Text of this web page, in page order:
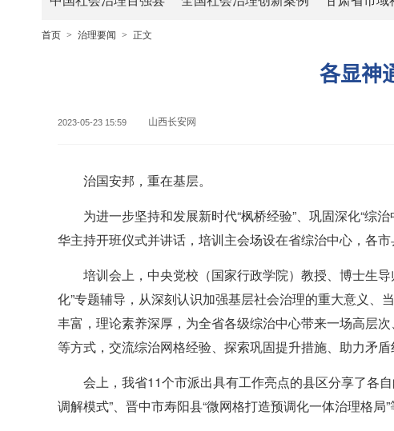
首页 > 治理要闻 > 正文
各显神
2023-05-23 15:59 山西长安网
治国安邦，重在基层。
为进一步坚持和发展新时代“枫桥经验”、巩固深化“
华主持开班仪式并讲话，培训主会场设在省综治中心，各
培训会上，中央党校（国家行政学院）教授、博士生
化”专题辅导，从深刻认识加强基层社会治理的重大意义
丰富，理论素养深厚，为全省各级综治中心带来一场高层
等方式，交流综治网格经验、探索巩固提升措施、助力矛
会上，我省11个市派出具有工作亮点的县区分享了各
调解模式”、晋中市寿阳县“微网格打造预调化一体治理格